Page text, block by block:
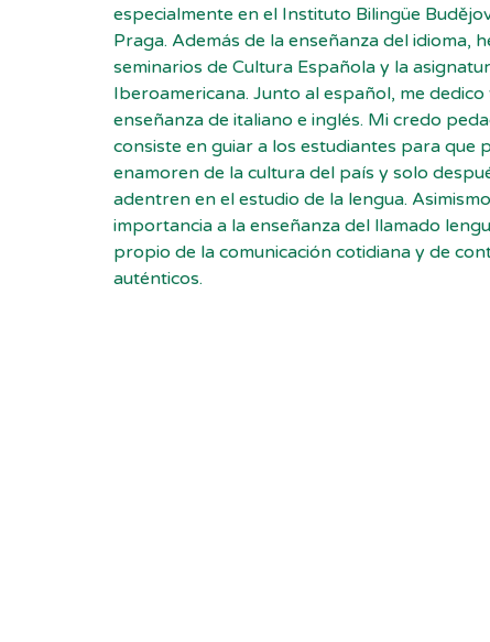
especialmente en el Instituto Bilingüe
Praga. Además de la enseñanza del idioma,
seminarios de Cultura Española y la
Iberoamericana. Junto al español, me dedico
enseñanza de italiano e inglés. Mi credo
consiste en guiar a los estudiantes para que
enamoren de la cultura del país y solo
adentren en el estudio de la lengua.
importancia a la enseñanza del llamado
propio de la comunicación cotidiana y de
auténticos.